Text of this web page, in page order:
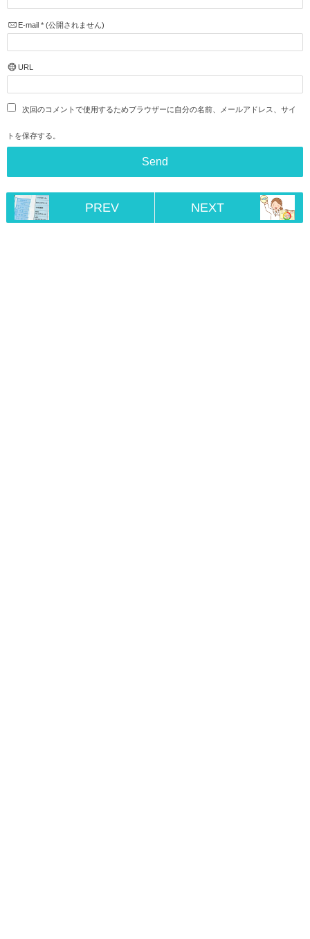
E-mail *(公開されません)
URL
次回のコメントで使用するためブラウザーに自分の名前、メールアドレス、サイ
トを保存する。
PREV NEXT